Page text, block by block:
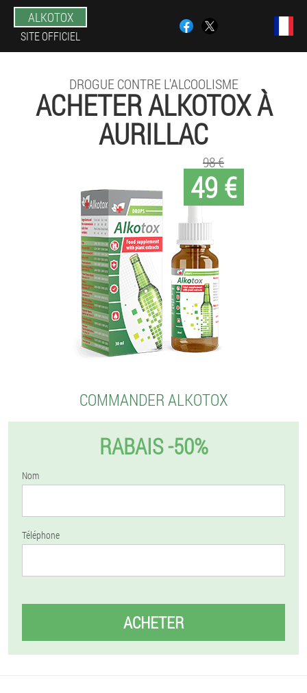
ALKOTOX
SITE OFFICIEL
DROGUE CONTRE L'ALCOOLISME
ACHETER ALKOTOX À
AURILLAC
49 €
98 €
COMMANDER ALKOTOX
RABAIS -50%
Nom
Téléphone
ACHETER